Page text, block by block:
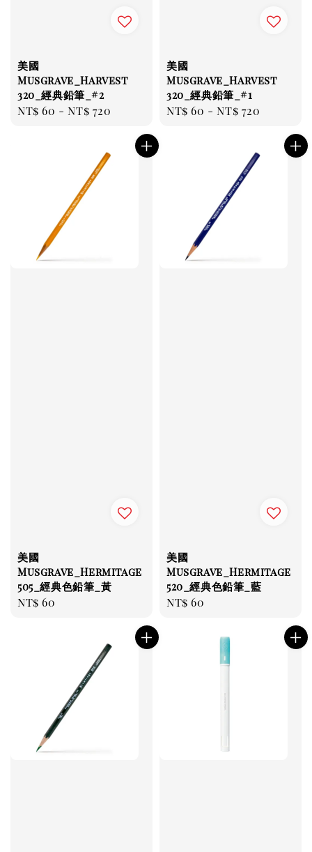
美國
Musgrave_Harvest
320_經典鉛筆_#2
Regular
NT$ 60 -NT$ 720
美國
Musgrave_Harvest
320_經典鉛筆_#1
Regular
NT$ 60 -NT$ 720
美國
Musgrave_Hermitage
505_經典色鉛筆_黃
Regular
NT$ 60
美國
Musgrave_Hermitage
520_經典色鉛筆_藍
Regular
NT$ 60